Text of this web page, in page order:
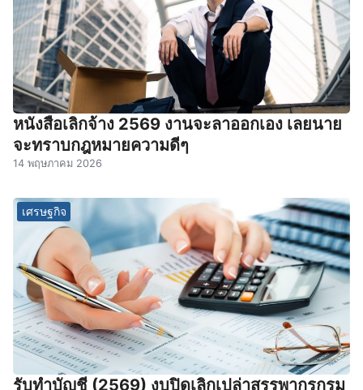
หนังสือเลิกจ้าง 2569 งานจะลาออกเอง เลยนาย
จะทราบกฎหมายความดีๆ
14 พฤษภาคม 2026
เศรษฐกิจ
รับทําบัญชี (2569) งบปิดเลิกเปล่าสรรพากรกรม